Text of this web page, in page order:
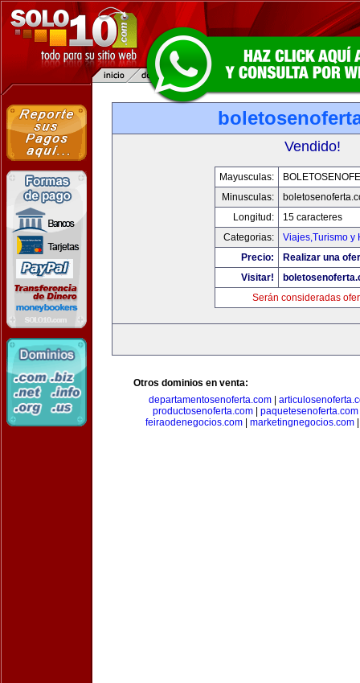
Vendido!
Mayusculas:
Minusculas:
Longitud:
15 caracteres
Categorias:
Viajes,Turismo y
Precio:
Realizar una
Visitar!
Serán consideradas
Otros dominios en venta:
departamentosenoferta.com
productosenoferta.com| paquetesenoferta.com
feiraodenegocios.com
marketingnegocios.com